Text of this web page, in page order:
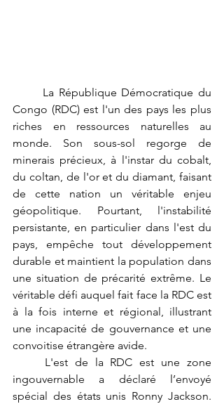
Congo (RDC) est l'un des pays les plus
riches en ressources naturelles au
monde. Son sous-sol regorge de
minerais précieux, à l'instar du cobalt,
du coltan, de l'or et du diamant, faisant
de cette nation un véritable enjeu
géopolitique. Pourtant, l'instabilité
persistante, en particulier dans l'est du
pays, empêche tout développement
durable et maintient la population dans
une situation de précarité extrême. Le
véritable défi auquel fait face la RDC est
à la fois interne et régional, illustrant
une incapacité de gouvernance et une
convoitise étrangère avide.
ingouvernable a déclaré l’envoyé
spécial des états unis Ronny Jackson.